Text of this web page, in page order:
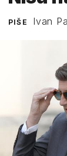
PIŠE Ivan